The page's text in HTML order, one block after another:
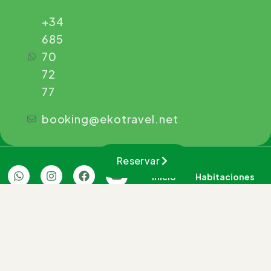
Reservar
+34
685
70
72
77
booking@ekotravel.net
Inicio Habitaciones